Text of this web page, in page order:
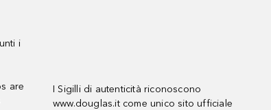
i
are
I Sigilli di autenticità riconoscono
www.douglas.it come unico sito ufficiale